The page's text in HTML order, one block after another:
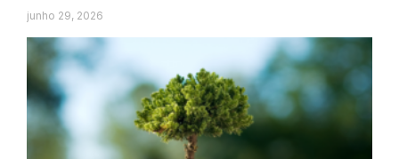
junho 29, 2026